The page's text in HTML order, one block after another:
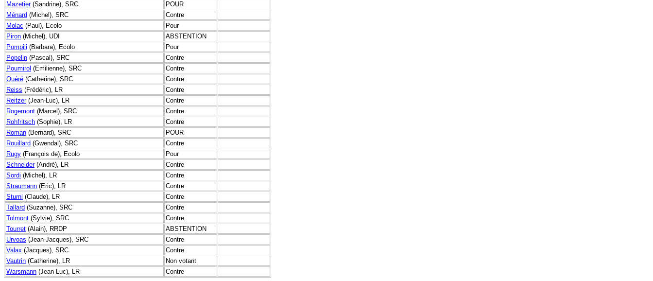
Mazetier(Sandrine), SRC
POUR
Ménard (Michel), SRC
Contre
Molac (Paul), Ecolo
Pour
Piron (Michel), UDI
ABSTENTION
Pompili (Barbara), Ecolo
Pour
Popelin (Pascal), SRC
Contre
Poumirol (Emilienne), SRC
Contre
Quéré (Catherine), SRC
Contre
Reiss (Frédéric), LR
Contre
Reitzer(Jean-Luc), LR
Contre
Rogemont (Marcel), SRC
Contre
Rohfritsch (Sophie), LR
Contre
Roman (Bernard), SRC
POUR
Rouillard (Gwendal), SRC
Contre
Rugy (François de), Ecolo
Pour
Schneider(André), LR
Contre
Sordi (Michel), LR
Contre
Straumann (Eric), LR
Contre
Sturni (Claude), LR
Contre
Tallard (Suzanne), SRC
Contre
Tolmont (Sylvie), SRC
Contre
Tourret (Alain), RRDP
ABSTENTION
Urvoas (Jean-Jacques), SRC
Contre
Valax (Jacques), SRC
Contre
Vautrin (Catherine), LR
Non votant
Warsmann (Jean-Luc), LR Contre